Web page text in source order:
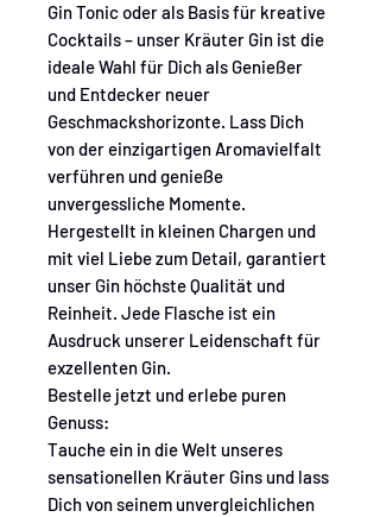
Gin Tonic oder als Basis für kreative
Cocktails – unser Kräuter Gin ist die
ideale Wahl für Dich als Genießer
und Entdecker neuer
Geschmackshorizonte. Lass Dich
von der einzigartigen Aromavielfalt
verführen und genieße
unvergessliche Momente.
Hergestellt in kleinen Chargen und
mit viel Liebe zum Detail, garantiert
unser Gin höchste Qualität und
Reinheit. Jede Flasche ist ein
Ausdruck unserer Leidenschaft für
exzellenten Gin.
Bestelle jetzt und erlebe puren
Genuss:
Tauche ein in die Welt unseres
sensationellen Kräuter Gins und lass
Dich von seinem unvergleichlichen